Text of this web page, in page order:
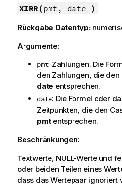
XIRR(pmt, date )
Rückgabe Datentyp:
Argumente:
pmt: Zahlungen. Die
den Zahlungen, die
date entsprechen.
date: Die Formel oder
Zeitpunkten, die den
pmtentsprechen.
Beschränkungen:
Textwerte, NULL-Werte und
oder beiden Teilen eines
dass das Wertepaar ignoriert